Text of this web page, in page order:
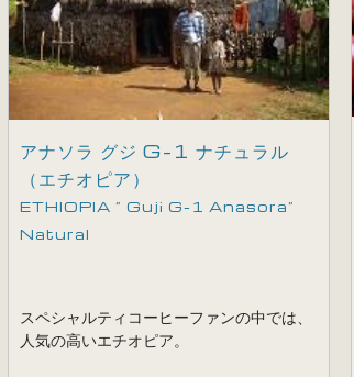
アナソラ グジ G-1 ナチュラル
（エチオピア）
ETHIOPIA ” Guji G-1 Anasora”
Natural
スペシャルティコーヒーファンの中では、
人気の高いエチオピア。